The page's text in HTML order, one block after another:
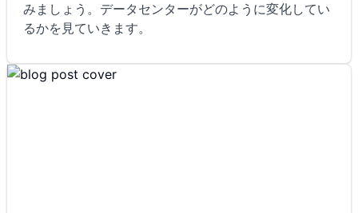
みましょう。データセンターがどのように変化してい
るかを見ていきます。